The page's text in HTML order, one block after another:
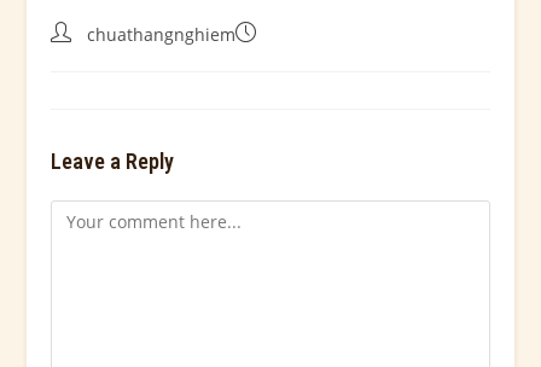
chuathangnghiem
Leave a Reply